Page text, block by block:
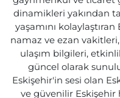
dinamikleri yakından
yaşamını
namaz ve ezan
ulaşım bilgileri,
güncel olarak
Eskişehir'in sesi olan
ve güvenilir Eskişehir